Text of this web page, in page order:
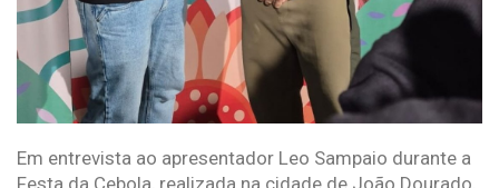
Em entrevista ao apresentador Leo Sampaio durante a
Festa da Cebola, realizada na cidade de João Dourado,